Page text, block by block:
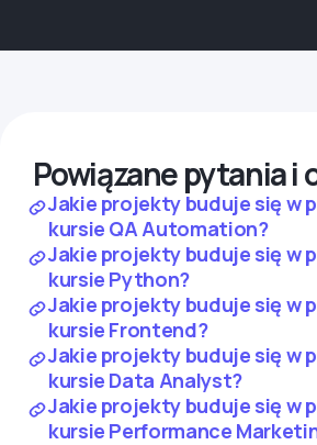
Powiązane pytania i
Jakie projekty buduje się w
kursie QA Automation?
Jakie projekty buduje się w
kursie Python?
Jakie projekty buduje się w
kursie Frontend?
Jakie projekty buduje się w
kursie Data Analyst?
Jakie projekty buduje się w
kursie Performance